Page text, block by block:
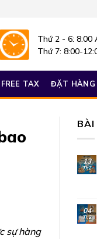
Thứ 2 - 6: 8:00
Thứ 7: 8:00-
TAX ĐẶT HÀNG
sự hàng
BÀI
13
Th2
04
Th2